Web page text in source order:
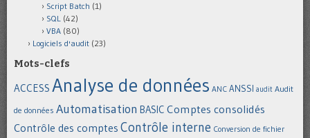
Script Batch (1)
SQL (42)
VBA (80)
Logiciels d'audit (23)
Mots-clefs
ACCESS Analyse de données ANC ANSSI audit Audit
de données Automatisation BASIC Comptes consolidés
Contrôle des comptes Contrôle interne Conversion de fichier